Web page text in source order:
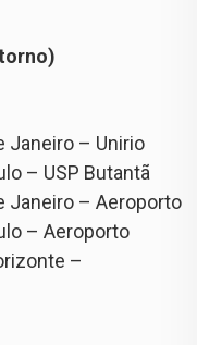
Janeiro – Unirio
– USP Butantã
Janeiro – Aeroporto
– Aeroporto
–